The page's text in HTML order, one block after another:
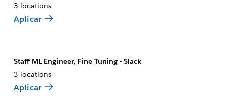
3 locations
Aplicar
Staff ML Engineer, Fine Tuning - Slack
3 locations
Aplicar